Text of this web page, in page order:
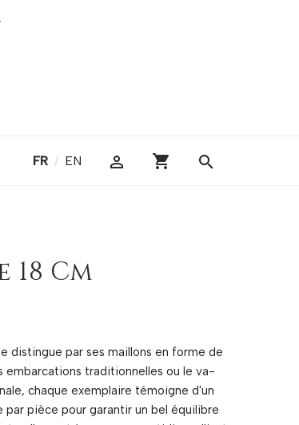
FR / EN  shopping_cart search
Cm
distingue par ses maillons en forme de
traditionnelles ou le va-
chaque exemplaire témoigne d'un
pièce pour garantir un bel équilibre